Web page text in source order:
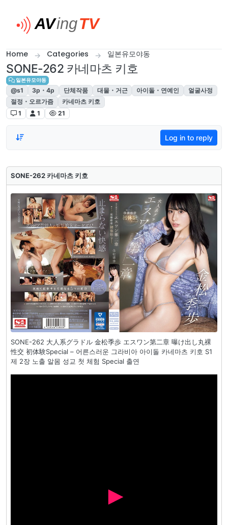
Home Categories 일본유모야동
SONE-262 카네마츠 키호
일본유모야동
@s1 3p・4p 단체작품 대물・거근 아이돌・연예인
얼굴사정
절정・오르가즘
카네마츠 키호
1
1 21
Log in to reply
SONE-262 카네마츠 키호
SONE-262 大人系グラドル 金松季歩 エスワン第二章 曝け出し丸裸
性交 初体験Special – 어른스러운 그라비아 아이돌 카네마츠 키호 S1
제 2장 노출 알몸 성교 첫 체험 Special 출연